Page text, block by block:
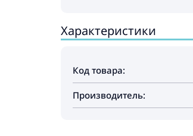
Характеристики
Код товара:
Производитель: